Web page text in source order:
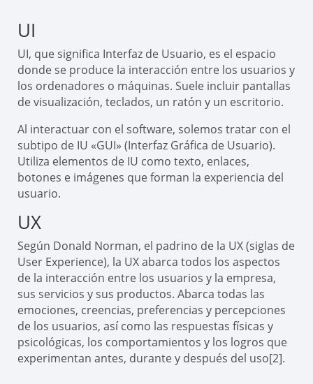
UI
UI, que significa Interfaz de Usuario, es el espacio
donde se produce la interacción entre los usuarios y
los ordenadores o máquinas. Suele incluir pantallas
de visualización, teclados, un ratón y un escritorio.
Al interactuar con el software, solemos tratar con el
subtipo de IU «GUI» (Interfaz Gráfica de Usuario).
Utiliza elementos de IU como texto, enlaces,
botones e imágenes que forman la experiencia del
usuario.
UX
Según Donald Norman, el padrino de la UX (siglas de
User Experience), la UX abarca todos los aspectos
de la interacción entre los usuarios y la empresa,
sus servicios y sus productos. Abarca todas las
emociones, creencias, preferencias y percepciones
de los usuarios, así como las respuestas físicas y
psicológicas, los comportamientos y los logros que
experimentan antes, durante y después del uso[2].